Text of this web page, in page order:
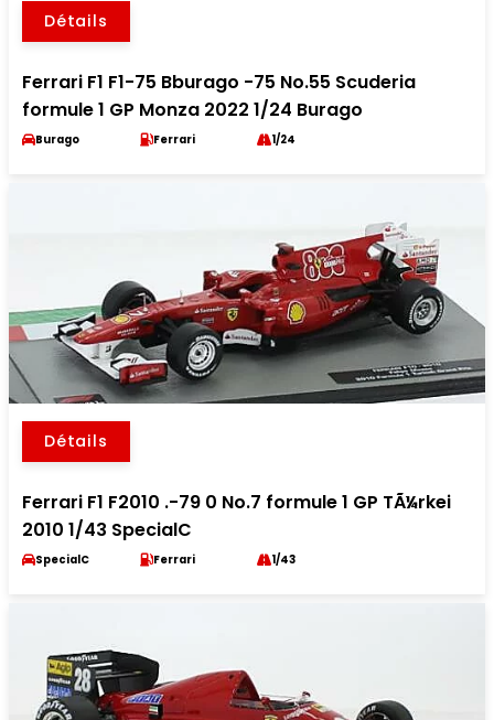
Détails
Ferrari F1 F1-75 Bburago -75 No.55 Scuderia
formule 1 GP Monza 2022 1/24 Burago
Burago Ferrari 1/24
Détails
Ferrari F1 F2010 .-79 0 No.7 formule 1 GP TÃ¼rkei
2010 1/43 SpecialC
SpecialC Ferrari 1/43